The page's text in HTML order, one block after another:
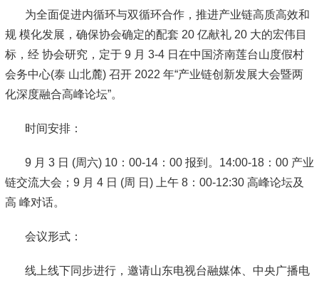
为全面促进内循环与双循环合作，推进产业链高质高效和
规 模化发展，确保协会确定的配套 20 亿献礼 20 大的宏伟目
标，经 协会研究，定于 9 月 3-4 日在中国济南莲台山度假村
会务中心(泰 山北麓) 召开 2022 年“产业链创新发展大会暨两
化深度融合高峰论坛”。
时间安排：
9 月 3 日 (周六) 10：00-14：00 报到。14:00-18：00 产业
链交流大会；9 月 4 日 (周 日) 上午 8：00-12:30 高峰论坛及
高 峰对话。
会议形式：
线上线下同步进行，邀请山东电视台融媒体、中央广播电